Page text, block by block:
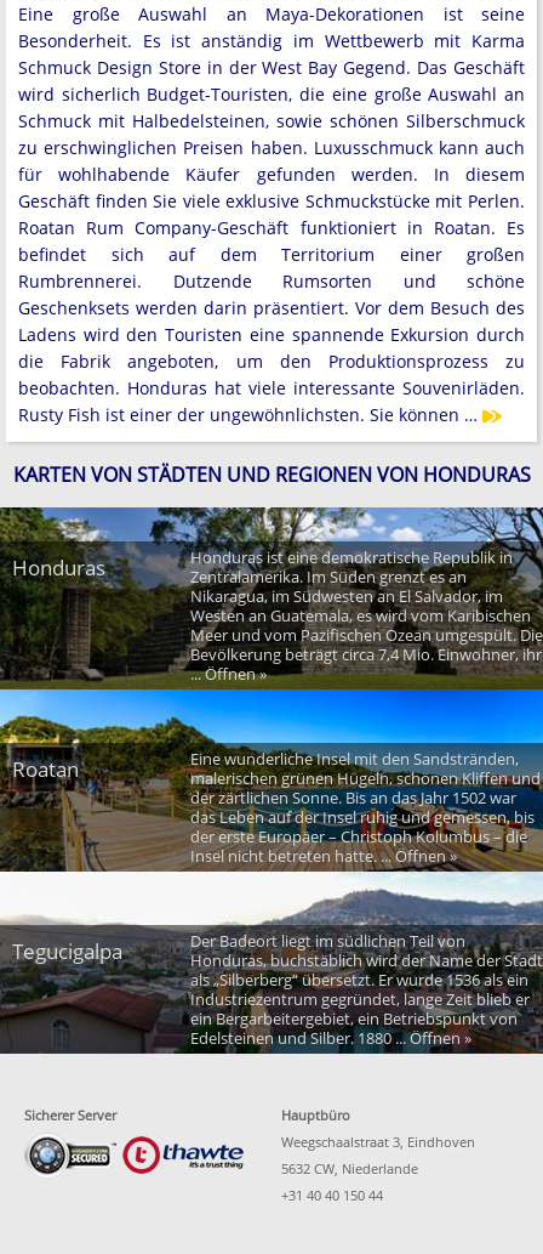
Eine große Auswahl an Maya-Dekorationen ist seine
Besonderheit. Es ist anständig im Wettbewerb mit Karma
Schmuck Design Store in der West Bay Gegend. Das Geschäft
wird sicherlich Budget-Touristen, die eine große Auswahl an
Schmuck mit Halbedelsteinen, sowie schönen Silberschmuck
zu erschwinglichen Preisen haben. Luxusschmuck kann auch
für wohlhabende Käufer gefunden werden. In diesem
Geschäft finden Sie viele exklusive Schmuckstücke mit Perlen.
Roatan Rum Company-Geschäft funktioniert in Roatan. Es
befindet sich auf dem Territorium einer großen
Rumbrennerei. Dutzende Rumsorten und schöne
Geschenksets werden darin präsentiert. Vor dem Besuch des
Ladens wird den Touristen eine spannende Exkursion durch
die Fabrik angeboten, um den Produktionsprozess zu
beobachten. Honduras hat viele interessante Souvenirläden.
Rusty Fish ist einer der ungewöhnlichsten. Sie können …
KARTEN VON STÄDTEN UND REGIONEN VON HONDURAS
Honduras
Honduras ist eine demokratische Republik in
Zentralamerika. Im Süden grenzt es an
Nikaragua, im Südwesten an El Salvador, im
Westen an Guatemala, es wird vom Karibischen
Meer und vom Pazifischen Ozean umgespült. Die
Bevölkerung beträgt circa 7,4 Mio. Einwohner, ihr
... Öffnen »
Roatan
Eine wunderliche Insel mit den Sandstränden,
malerischen grünen Hügeln, schönen Kliffen und
der zärtlichen Sonne. Bis an das Jahr 1502 war
das Leben auf der Insel ruhig und gemessen, bis
der erste Europäer – Christoph Kolumbus – die
Insel nicht betreten hatte. ... Öffnen »
Tegucigalpa
Der Badeort liegt im südlichen Teil von
Honduras, buchstäblich wird der Name der Stadt
als „Silberberg“ übersetzt. Er wurde 1536 als ein
Industriezentrum gegründet, lange Zeit blieb er
ein Bergarbeitergebiet, ein Betriebspunkt von
Edelsteinen und Silber. 1880 ... Öffnen »
Sicherer Server
Hauptbüro
Weegschaalstraat 3, Eindhoven
5632 CW, Niederlande
+31 40 40 150 44